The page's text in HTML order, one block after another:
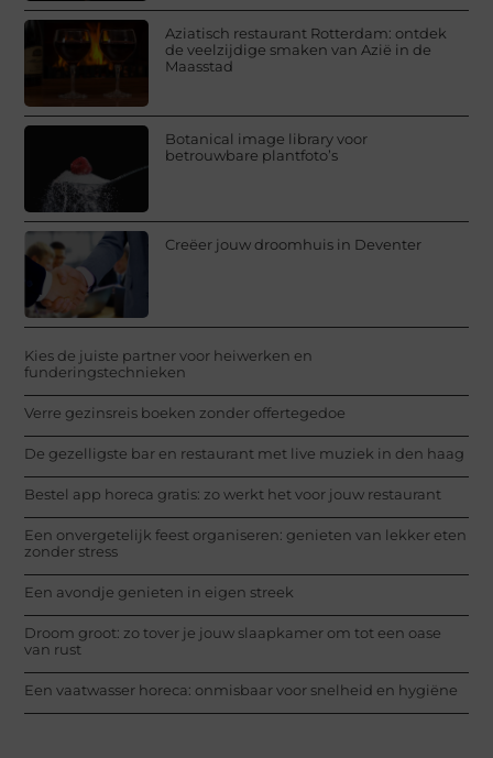
Aziatisch restaurant Rotterdam: ontdek
de veelzijdige smaken van Azië in de
Maasstad
Botanical image library voor
betrouwbare plantfoto’s
Creëer jouw droomhuis in Deventer
Kies de juiste partner voor heiwerken en
funderingstechnieken
Verre gezinsreis boeken zonder offertegedoe
De gezelligste bar en restaurant met live muziek in den haag
Bestel app horeca gratis: zo werkt het voor jouw restaurant
Een onvergetelijk feest organiseren: genieten van lekker eten
zonder stress
Een avondje genieten in eigen streek
Droom groot: zo tover je jouw slaapkamer om tot een oase
van rust
Een vaatwasser horeca: onmisbaar voor snelheid en hygiëne